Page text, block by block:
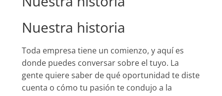
Nuestra historia
Toda empresa tiene un comienzo, y aquí es
donde puedes conversar sobre el tuyo. La
gente quiere saber de qué oportunidad te diste
cuenta o cómo tu pasión te condujo a la